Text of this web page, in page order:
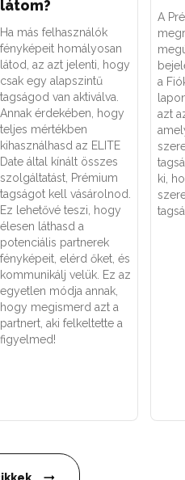
látom?
Ha más felhasználók
fényképeit homályosan
látod, az azt jelenti, hogy
csak egy alapszintű
tagságod van aktiválva.
Annak érdekében, hogy
teljes mértékben
kihasználhasd az ELITE
Date által kínált összes
szolgáltatást, Prémium
tagságot kell vásárolnod.
Ez lehetővé teszi, hogy
élesen láthasd a
potenciális partnerek
fényképeit, elérd őket, és
kommunikálj velük. Ez az
egyetlen módja annak,
hogy megismerd azt a
partnert, aki felkeltette a
figyelmed!
A
a
azt
ki,